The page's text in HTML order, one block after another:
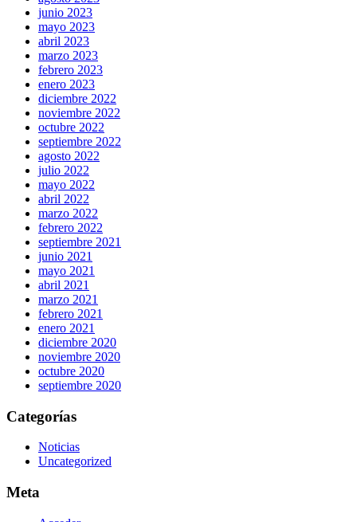
junio 2023
mayo 2023
abril 2023
marzo 2023
febrero 2023
enero 2023
diciembre 2022
noviembre 2022
octubre 2022
septiembre 2022
agosto 2022
julio 2022
mayo 2022
abril 2022
marzo 2022
febrero 2022
septiembre 2021
junio 2021
mayo 2021
abril 2021
marzo 2021
febrero 2021
enero 2021
diciembre 2020
noviembre 2020
octubre 2020
septiembre 2020
Categorías
Noticias
Uncategorized
Meta